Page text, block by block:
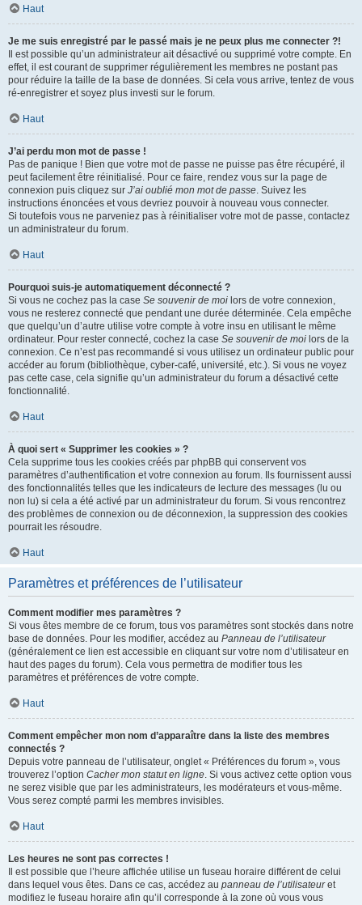
Haut
Je me suis enregistré par le passé mais je ne peux plus me connecter ?!
Il est possible qu’un administrateur ait désactivé ou supprimé votre compte. En
effet, il est courant de supprimer régulièrement les membres ne postant pas
pour réduire la taille de la base de données. Si cela vous arrive, tentez de vous
ré-enregistrer et soyez plus investi sur le forum.
Haut
J’ai perdu mon mot de passe !
Pas de panique ! Bien que votre mot de passe ne puisse pas être récupéré, il
peut facilement être réinitialisé. Pour ce faire, rendez vous sur la page de
connexion puis cliquez sur J’ai oublié mon mot de passe. Suivez les
instructions énoncées et vous devriez pouvoir à nouveau vous connecter.
Si toutefois vous ne parveniez pas à réinitialiser votre mot de passe, contactez
un administrateur du forum.
Haut
Pourquoi suis-je automatiquement déconnecté ?
Si vous ne cochez pas la case Se souvenir de moi lors de votre connexion,
vous ne resterez connecté que pendant une durée déterminée. Cela empêche
que quelqu’un d’autre utilise votre compte à votre insu en utilisant le même
ordinateur. Pour rester connecté, cochez la case Se souvenir de moi lors de la
connexion. Ce n’est pas recommandé si vous utilisez un ordinateur public pour
accéder au forum (bibliothèque, cyber-café, université, etc.). Si vous ne voyez
pas cette case, cela signifie qu’un administrateur du forum a désactivé cette
fonctionnalité.
Haut
À quoi sert « Supprimer les cookies » ?
Cela supprime tous les cookies créés par phpBB qui conservent vos
paramètres d’authentification et votre connexion au forum. Ils fournissent aussi
des fonctionnalités telles que les indicateurs de lecture des messages (lu ou
non lu) si cela a été activé par un administrateur du forum. Si vous rencontrez
des problèmes de connexion ou de déconnexion, la suppression des cookies
pourrait les résoudre.
Haut
Paramètres et préférences de l’utilisateur
Comment modifier mes paramètres ?
Si vous êtes membre de ce forum, tous vos paramètres sont stockés dans notre
base de données. Pour les modifier, accédez au Panneau de l’utilisateur
(généralement ce lien est accessible en cliquant sur votre nom d’utilisateur en
haut des pages du forum). Cela vous permettra de modifier tous les
paramètres et préférences de votre compte.
Haut
Comment empêcher mon nom d’apparaître dans la liste des membres
connectés ?
Depuis votre panneau de l’utilisateur, onglet « Préférences du forum », vous
trouverez l’option Cacher mon statut en ligne. Si vous activez cette option vous
ne serez visible que par les administrateurs, les modérateurs et vous-même.
Vous serez compté parmi les membres invisibles.
Haut
Les heures ne sont pas correctes !
Il est possible que l’heure affichée utilise un fuseau horaire différent de celui
dans lequel vous êtes. Dans ce cas, accédez au panneau de l’utilisateuret
modifiez le fuseau horaire afin qu’il corresponde à la zone où vous vous